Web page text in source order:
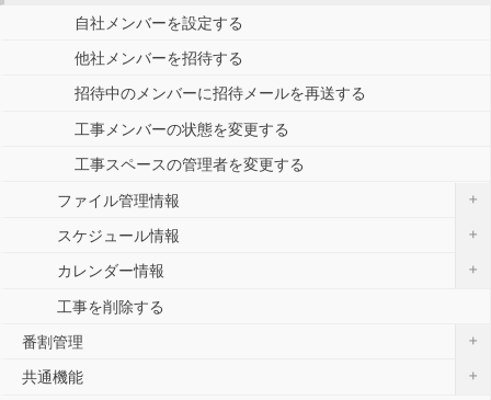
自社メンバーを設定する
他社メンバーを招待する
招待中のメンバーに招待メールを再送する
工事メンバーの状態を変更する
工事スペースの管理者を変更する
ファイル管理情報
+
スケジュール情報 +
カレンダー情報 +
工事を削除する
番割管理
+
共通機能 +